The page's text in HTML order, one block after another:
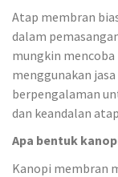
Atap membran
dalam
mungkin
menggunakan
berpengalaman
dan keandalan
Apa bentuk
Kanopi membran